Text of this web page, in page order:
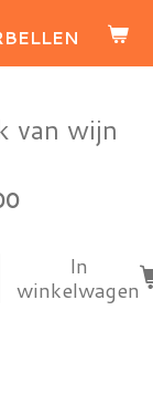
van wijn
In
winkelwagen